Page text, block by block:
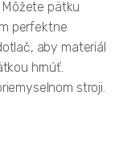
pätku
perfektne
aby materiál
hrnúť.
stroji.